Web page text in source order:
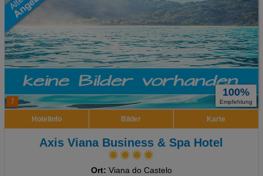
7
100%
Empfehlung
Hotelinfo Bilder Karte
Axis Viana Business & Spa Hotel
Ort: Viana do Castelo